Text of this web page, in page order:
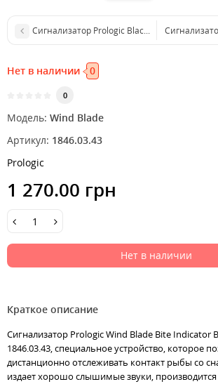
Сигнализатор Prologic Black QR Magneto
Нет в наличии 0
0
Модель: Wind Blade
Артикул: 1846.03.43
Prologic
1 270.00 грн
Нет в наличии
Краткое описание
Сигнализатор Prologic Wind Blade Bite Indicator
1846.03.43, специальное устройство, которое
дистанционно отслеживать контакт рыбы со
издает хорошо слышимые звуки, производится